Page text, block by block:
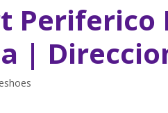
Periferico
|